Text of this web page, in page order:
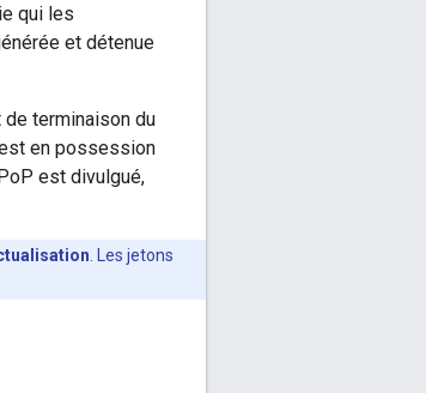
qui les
et détenue
terminaison du
en possession
est divulgué,
. Les jetons